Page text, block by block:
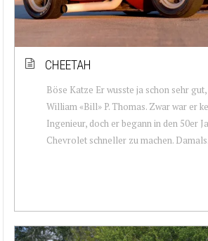
CHEETAH
Böse Katze Er wusste ja schon sehr
William «Bill» P. Thomas. Zwar war er
Ingenieur, doch er begann in den 50er
Chevrolet schneller zu machen.